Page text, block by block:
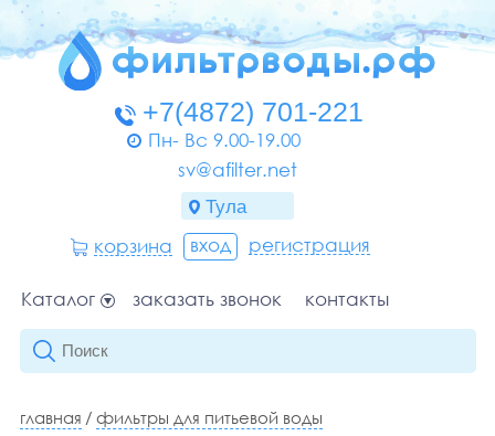
Пн- Вс 9.00-19.00
sv@afilter.net
корзина вход регистрация
Каталог заказать звонок контакты
главная / фильтры для питьевой воды